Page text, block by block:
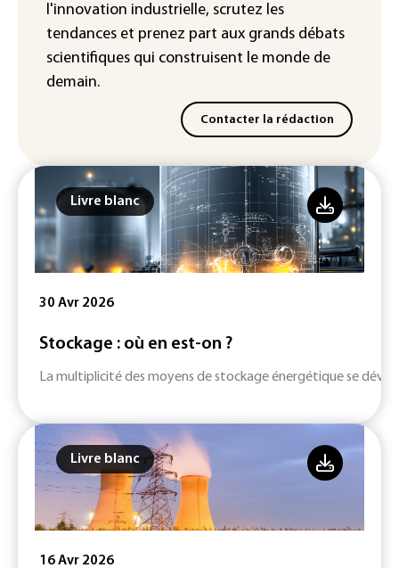
homologation
l'innovation industrielle, scrutez les
tendances et prenez part aux grands débats
scientifiques qui construisent le monde de
demain.
Contacter la rédaction
Livre blanc
30 Avr 2026
Stockage : où en est-on ?
La multiplicité des moyens de stockage énergétique se
Livre blanc
16 Avr 2026